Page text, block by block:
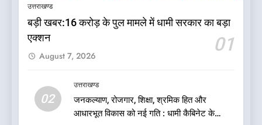
उत्तराखण्ड
बड़ी खबर:16 करोड़ के पुल मामले में धामी सरकार का बड़ा
एक्शन
01
August 7, 2026
02
उत्तराखण्ड
जनकल्याण, रोजगार, शिक्षा, श्रमिक हित और
आधारभूत विकास को नई गति : धामी कैबिनेट के
6